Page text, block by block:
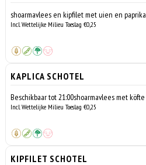
shoarmavlees en kipfilet met uien en paprika
Incl. Wettelijke Milieu Toeslag €0,25
KAPLICA SCHOTEL
Beschikbaar tot 21:00shoarmavlees met köfte
Incl. Wettelijke Milieu Toeslag €0,25
KIPFILET SCHOTEL